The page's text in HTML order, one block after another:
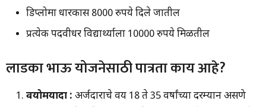
डिप्लोमा धारकास 8000 रुपये दिले जातील
प्रत्येक पदवीधर विद्यार्थ्याला 10000 रुपये मिळतील
लाडका भाऊ योजनेसाठी पात्रता काय आहे?
वयोमर्यादा : अर्जदाराचे वय 18 ते 35 वर्षांच्या दरम्यान असणे